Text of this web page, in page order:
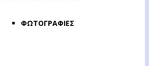
ΦΩΤΟΓΡΑΦΙΕΣ